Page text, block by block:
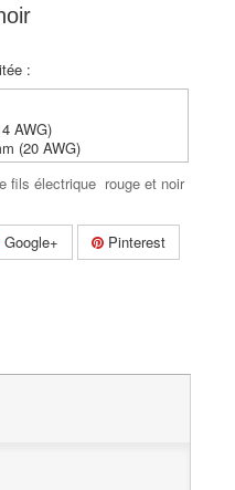
:
AWG)
(20 AWG)
fils électrique rouge et noir
Google+ Pinterest